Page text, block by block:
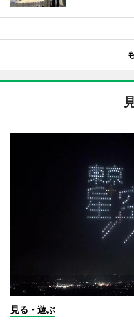
見る・遊ぶ